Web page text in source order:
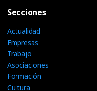
Secciones
Actualidad
Empresas
Trabajo
Asociaciones
Formación
Cultura